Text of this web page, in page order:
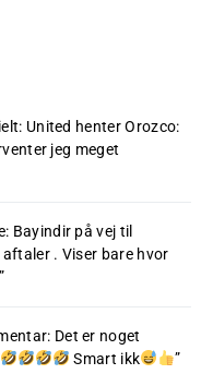
United henter Orozco:
jeg meget
Bayindir på vej til
. Viser bare hvor
”
Det er noget
Smart ikk ”